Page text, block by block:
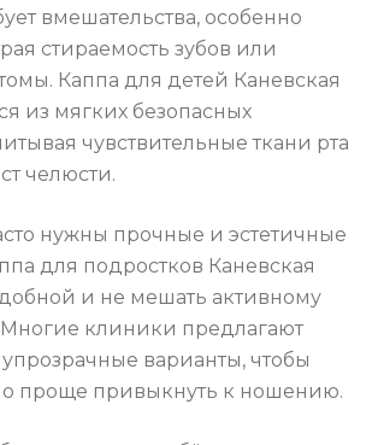
вмешательства, особенно
стираемость зубов или
Каппа для детей Каневская
из мягких безопасных
чувствительные ткани рта
челюсти.
нужны прочные и эстетичные
для подростков Каневская
и не мешать активному
клиники предлагают
варианты, чтобы
проще привыкнуть к ношению.